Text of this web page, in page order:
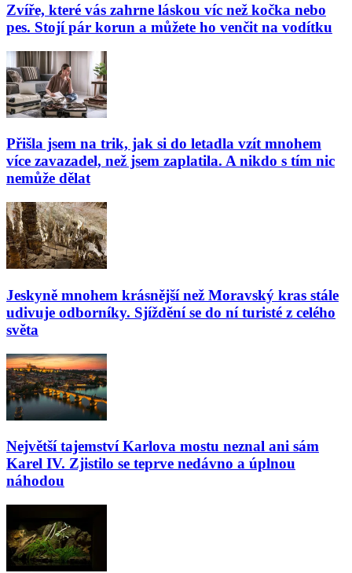
Zvíře, které vás zahrne láskou víc než kočka nebo
pes. Stojí pár korun a můžete ho venčit na vodítku
Přišla jsem na trik, jak si do letadla vzít mnohem
více zavazadel, než jsem zaplatila. A nikdo s tím nic
nemůže dělat
Jeskyně mnohem krásnější než Moravský kras stále
udivuje odborníky. Sjíždění se do ní turisté z celého
světa
Největší tajemství Karlova mostu neznal ani sám
Karel IV. Zjistilo se teprve nedávno a úplnou
náhodou